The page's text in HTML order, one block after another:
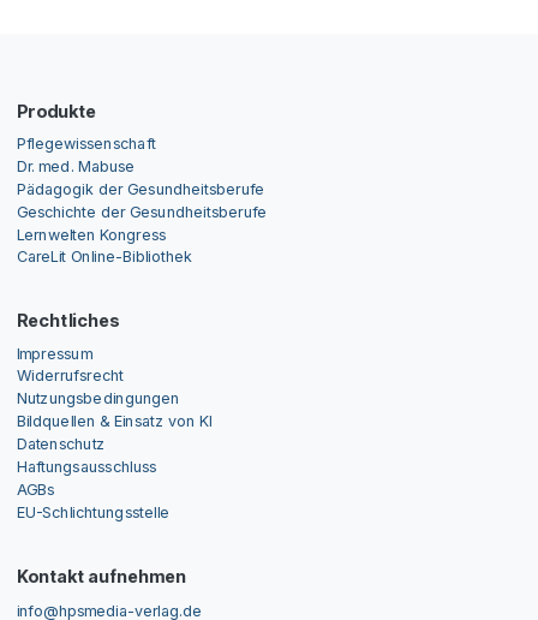
Produkte
Pflegewissenschaft
Dr. med. Mabuse
Pädagogik der Gesundheitsberufe
Geschichte der Gesundheitsberufe
Lernwelten Kongress
CareLit Online-Bibliothek
Rechtliches
Impressum
Widerrufsrecht
Nutzungsbedingungen
Bildquellen & Einsatz von KI
Datenschutz
Haftungsausschluss
AGBs
EU-Schlichtungsstelle
Kontakt aufnehmen
info@hpsmedia-verlag.de